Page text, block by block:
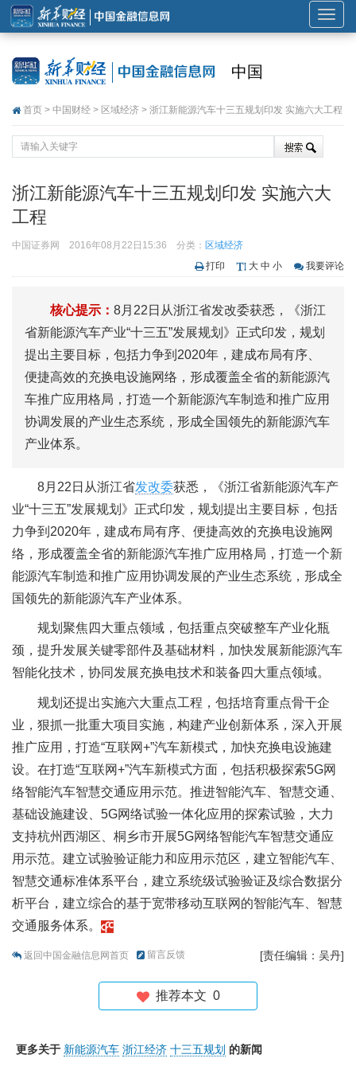
展
开
导
中国
首页 > 中国财经 > 区域经济 > 浙江新能源汽车十三五规划印发 实施六大工程
浙江新能源汽车十三五规划印发 实施六大
工程
中国证券网 2016年08月22日15:36 分类： 区域经济
打印
大 中 小 我要评论
核心提示： 8月22日从浙江省发改委获悉，《浙江
省新能源汽车产业“十三五”发展规划》正式印发，规划
提出主要目标，包括力争到2020年，建成布局有序、
便捷高效的充换电设施网络，形成覆盖全省的新能源汽
车推广应用格局，打造一个新能源汽车制造和推广应用
协调发展的产业生态系统，形成全国领先的新能源汽车
产业体系。
8月22日从浙江省发改委获悉，《浙江省新能源汽车产
业“十三五”发展规划》正式印发，规划提出主要目标，包括
力争到2020年，建成布局有序、便捷高效的充换电设施网
络，形成覆盖全省的新能源汽车推广应用格局，打造一个新
能源汽车制造和推广应用协调发展的产业生态系统，形成全
国领先的新能源汽车产业体系。
规划聚焦四大重点领域，包括重点突破整车产业化瓶
颈，提升发展关键零部件及基础材料，加快发展新能源汽车
智能化技术，协同发展充换电技术和装备四大重点领域。
规划还提出实施六大重点工程，包括培育重点骨干企
业，狠抓一批重大项目实施，构建产业创新体系，深入开展
推广应用，打造“互联网+”汽车新模式，加快充换电设施建
设。在打造“互联网+”汽车新模式方面，包括积极探索5G网
络智能汽车智慧交通应用示范。推进智能汽车、智慧交通、
基础设施建设、5G网络试验一体化应用的探索试验，大力
支持杭州西湖区、桐乡市开展5G网络智能汽车智慧交通应
用示范。建立试验验证能力和应用示范区，建立智能汽车、
智慧交通标准体系平台，建立系统级试验验证及综合数据分
析平台，建立综合的基于宽带移动互联网的智能汽车、智慧
交通服务体系。
返回中国金融信息网首页 留言反馈 [责任编辑：吴丹]
推荐本文 0
更多关于 新能源汽车 浙江经济 十三五规划 的新闻